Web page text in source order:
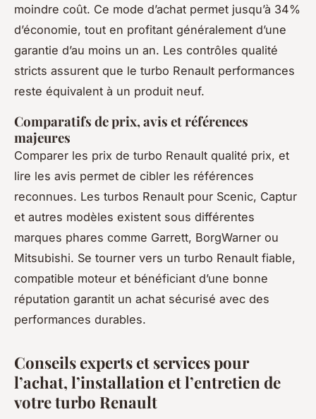
moindre coût. Ce mode d’achat permet jusqu’à 34%
d’économie, tout en profitant généralement d’une
garantie d’au moins un an. Les contrôles qualité
stricts assurent que le turbo Renault performances
reste équivalent à un produit neuf.
Comparatifs de prix, avis et références
majeures
Comparer les prix de turbo Renault qualité prix, et
lire les avis permet de cibler les références
reconnues. Les turbos Renault pour Scenic, Captur
et autres modèles existent sous différentes
marques phares comme Garrett, BorgWarner ou
Mitsubishi. Se tourner vers un turbo Renault fiable,
compatible moteur et bénéficiant d’une bonne
réputation garantit un achat sécurisé avec des
performances durables.
Conseils experts et services pour
l’achat, l’installation et l’entretien de
votre turbo Renault